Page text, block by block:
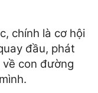
chính là cơ hội
đầu, phát
con đường